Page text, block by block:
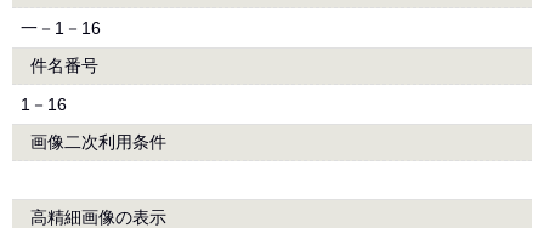
一－1－16
件名番号
1－16
画像二次利用条件
高精細画像の表示